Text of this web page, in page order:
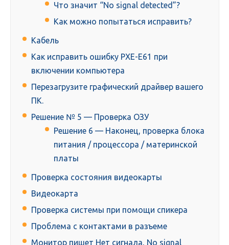
Что значит “No signal detected”?
Как можно попытаться исправить?
Кабель
Как исправить ошибку PXE-E61 при
включении компьютера
Перезагрузите графический драйвер вашего
ПК.
Решение № 5 — Проверка ОЗУ
Решение 6 — Наконец, проверка блока
питания / процессора / материнской
платы
Проверка состояния видеокарты
Видеокарта
Проверка системы при помощи спикера
Проблема с контактами в разъеме
Монитор пишет Нет сигнала, No signal